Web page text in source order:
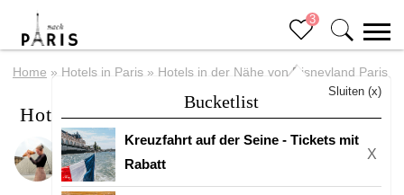
3
Bucketlist
Sluiten (x)
Kreuzfahrt auf der Seine - Tickets mit
Rabatt
X
Home » Hotels in Paris » Hotels in der Nähe von Disneyland Paris
Hotels in der Nähe von Disneyland Paris
VonEline Letztes Update: 23 Januar 2023